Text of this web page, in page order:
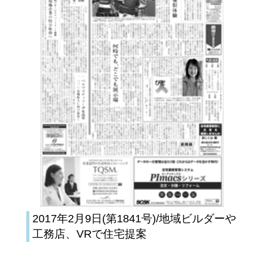
2017年2月9日(第1841号)/地域ビルダーや
工務店、VRで住宅提案